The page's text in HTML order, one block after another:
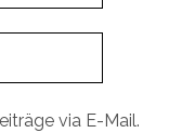
via E-Mail.